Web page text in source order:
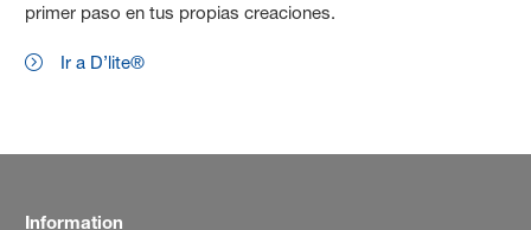
primer paso en tus propias creaciones.
Ir a D’lite®
Information